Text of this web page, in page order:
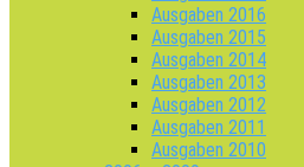
Ausgaben 2016
Ausgaben 2015
Ausgaben 2014
Ausgaben 2013
Ausgaben 2012
Ausgaben 2011
Ausgaben 2010